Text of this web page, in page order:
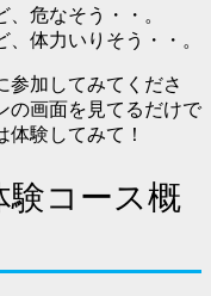
危なそう・・。
体力いりそう・・。
参加してみてくださ
の画面を見てるだけで
験してみて！
験コース概